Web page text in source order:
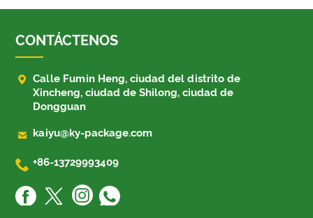
CONTÁCTENOS
 Calle Fumin Heng, ciudad del distrito de
Xincheng, ciudad de Shilong, ciudad de
Dongguan
 kaiyu@ky-package.com
 +86-13729993409